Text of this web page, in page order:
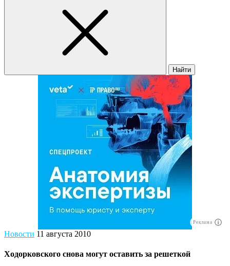
Найти
Реклама
Новости 11 августа 2010
Ходорковского снова могут оставить за решеткой